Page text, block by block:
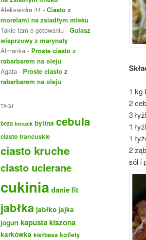
1 kg
2
3
1
1
2
sól i
Aleksandra 44 - Ciasto z
morelami na zsiadłym mleku
Takie tam o gotowaniu - Gulasz
wieprzowy z marynaty
Almanka - Proste ciasto z
rabarbarem na oleju
Agata - Proste ciasto z
rabarbarem na oleju
TAGI
beza boczek bylina cebula
ciasto francuskie
ciasto kruche
ciasto ucierane
cukiniadanie fit
jabłka jabłko jajka
jogurt kapusta kiszona
karkówka kiełbasa kotlety